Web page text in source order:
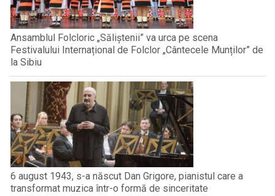
Ansamblul Folcloric „Săliștenii” va urca pe scena
Festivalului Internațional de Folclor „Cântecele Munților” de
la Sibiu
6 august 1943, s-a născut Dan Grigore, pianistul care a
transformat muzica într-o formă de sinceritate